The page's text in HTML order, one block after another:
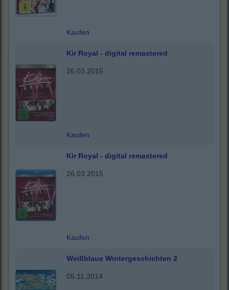
Kaufen
Kir Royal - digital remastered
26.03.2015
Kaufen
Kir Royal - digital remastered
26.03.2015
Kaufen
Weißblaue Wintergeschichten 2
05.11.2014